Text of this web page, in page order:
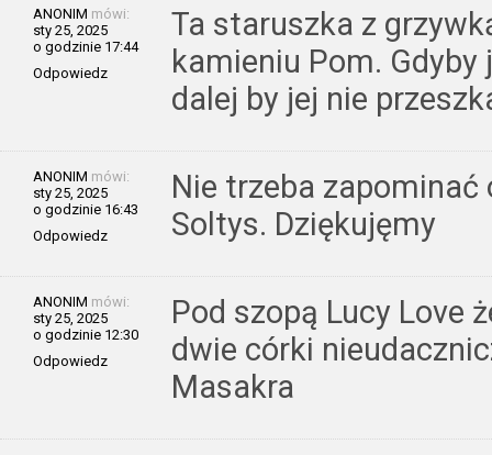
ANONIM mówi:
sty 25, 2025
o godzinie 17:44
Odpowiedz
Ta staruszka z
kamieniu Pom.
dalej by jej nie
ANONIM mówi:
sty 25, 2025
o godzinie 16:43
Odpowiedz
Nie trzeba zapominać
Soltys. Dziękujęmy
ANONIM mówi:
sty 25, 2025
o godzinie 12:30
Odpowiedz
Pod szopą Lucy Love
dwie córki
Masakra